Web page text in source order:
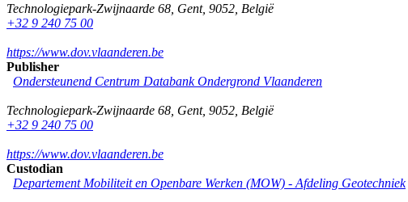
Technologiepark-Zwijnaarde 68 Gent, 9052 België
+32 9 240 75 00
https://www.dov.vlaanderen.be
Publisher
Ondersteunend Centrum Databank Ondergrond Vlaanderen
Technologiepark-Zwijnaarde 68 Gent, 9052 België
+32 9 240 75 00
https://www.dov.vlaanderen.be
Custodian
Departement Mobiliteit en Openbare Werken (MOW) - Afdeling Geotechniek